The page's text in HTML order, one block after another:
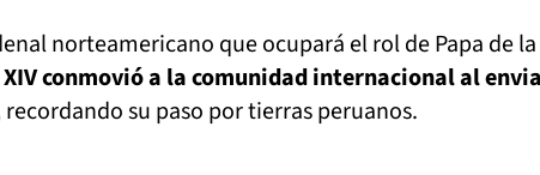
norteamericano que ocupará el rol de Papa de la
XIV conmovió a la comunidad internacional al
recordando su paso por tierras peruanos.